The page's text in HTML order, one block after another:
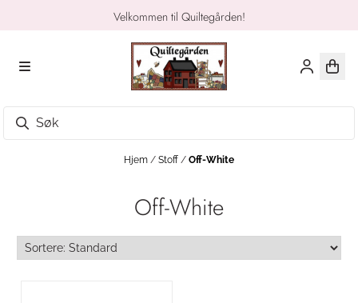
Velkommen til Quiltegården!
Hjem / Stoff / Off-White
Off-White